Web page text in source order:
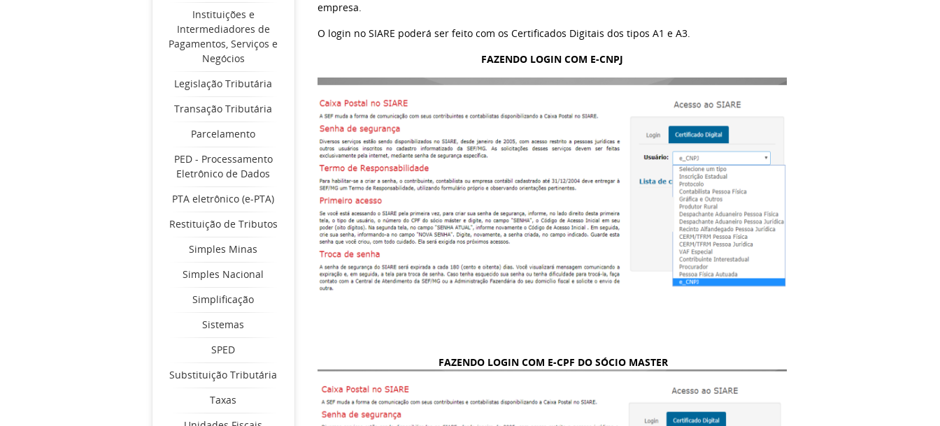
Instituições e
Intermediadores de
Pagamentos, Serviços e
Negócios
Legislação Tributária
Transação Tributária
Parcelamento
PED - Processamento
Eletrônico de Dados
PTA eletrônico (e-PTA)
Restituição de Tributos
Simples Minas
Simples Nacional
Simplificação
Sistemas
SPED
Substituição Tributária
Taxas
empresa.
O login no SIARE poderá ser feito com os Certificados Digitais dos tipos A1 e A3.
FAZENDO LOGIN COM E-CNPJ
FAZENDO LOGIN COM E-CPF DO SÓCIO MASTER